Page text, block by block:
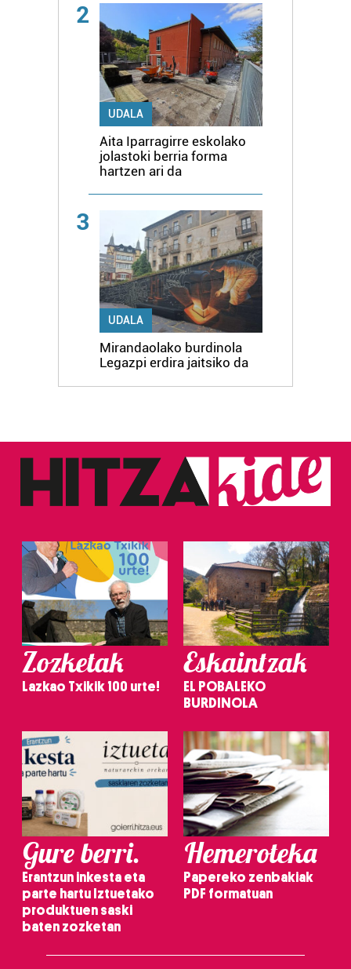
2
UDALA
Aita Iparragirre eskolako
jolastoki berria forma
hartzen ari da
3
UDALA
Mirandaolako burdinola
Legazpi erdira jaitsiko da
Zozketak
Lazkao Txikik 100 urte!
Eskaintzak
EL POBALEKO
BURDINOLA
Gure berri.
Erantzun inkesta eta
parte hartu Iztuetako
produktuen saski
baten zozketan
Hemeroteka
Papereko zenbakiak
PDF formatuan